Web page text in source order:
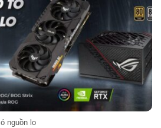
nguồn lo